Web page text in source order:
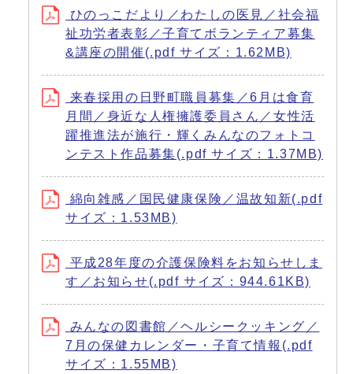
ひのっこだより／わたしの医見／社会福
祉功労者表彰／子育てボランティア募集
&講座の開催(.pdf サイズ：1.62MB)
来春採用の日野町職員募集／6月は食育
月間／身近な人権擁護委員さん／女性活
躍推進法が施行・輝くみんなのフォトコ
ンテスト作品募集(.pdf サイズ：1.37MB)
綿向雑感／国民健康保険／温故知新(.pdf
サイズ：1.53MB)
平成28年度の介護保険料をお知らせしま
す／お知らせ(.pdf サイズ：944.61KB)
みんなの図書館／ヘルシークッキング／
7月の保健カレンダー・子育て情報(.pdf
サイズ：1.55MB)